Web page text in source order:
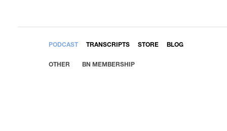
PODCAST TRANSCRIPTS STORE BLOG
OTHER BN MEMBERSHIP